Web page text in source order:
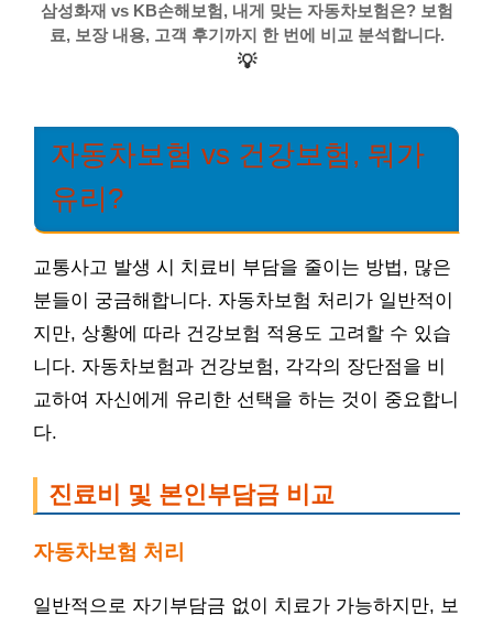
삼성화재 vs KB손해보험, 내게 맞는 자동차보험은? 보험
료, 보장 내용, 고객 후기까지 한 번에 비교 분석합니다.
💡
자동차보험 vs 건강보험, 뭐가
유리?
교통사고 발생 시 치료비 부담을 줄이는 방법, 많은
분들이 궁금해합니다. 자동차보험 처리가 일반적이
지만, 상황에 따라 건강보험 적용도 고려할 수 있습
니다. 자동차보험과 건강보험, 각각의 장단점을 비
교하여 자신에게 유리한 선택을 하는 것이 중요합니
다.
진료비 및 본인부담금 비교
자동차보험 처리
일반적으로 자기부담금 없이 치료가 가능하지만, 보